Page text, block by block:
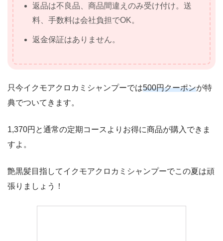
返品は不良品、商品間違えのみ受け付け。送
料、手数料は会社負担でOK。
返金保証はありません。
只今イクモアクロカミシャンプーでは500円クーポンが特
典でついてきます。
1,370円と通常の定期コースよりお得に商品が購入できま
すよ。
艶黒髪目指してイクモアクロカミシャンプーでこの夏は頑
張りましょう！